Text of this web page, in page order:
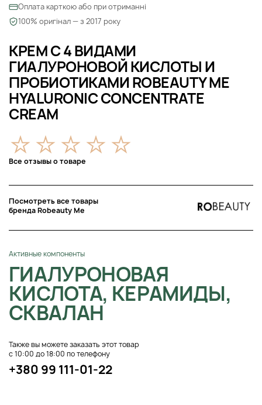
КРЕМ С 4 ВИДАМИ
ГИАЛУРОНОВОЙ КИСЛОТЫ И
ПРОБИОТИКАМИ ROBEAUTY ME
HYALURONIC CONCENTRATE
CREAM
Все отзывы о товаре
Посмотреть все товары
бренда Robeauty Me
Активные компоненты
ГИАЛУРОНОВАЯ
КИСЛОТА, КЕРАМИДЫ,
СКВАЛАН
Также вы можете заказать этот товар
с 10:00 до 18:00 по телефону
+380 99 111-01-22
Оплата карткою або при отриманні
100% оригінал — з 2017 року